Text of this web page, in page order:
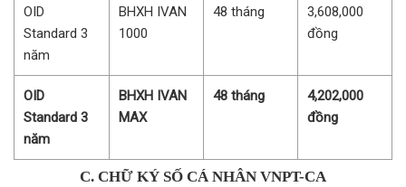
OID
Standard 3
năm
BHXH IVAN
1000
48 tháng
3,608,000
đồng
OID
Standard 3
năm
BHXH IVAN
MAX
48 tháng
4,202,000
đồng
C. CHỮ KÝ SỐ CÁ NHÂN VNPT-CA